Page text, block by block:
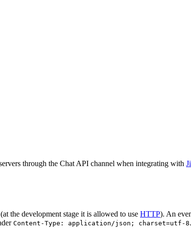
through the Chat API channel when integrating with
(at the development stage it is allowed to use HTTP). An
Content-Type: application/json; charset=utf-8